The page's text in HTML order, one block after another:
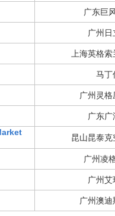
广东巨
广州
上海英格
马丁
广州灵
广东
昆山昆泰
广州凌
广州
广州澳